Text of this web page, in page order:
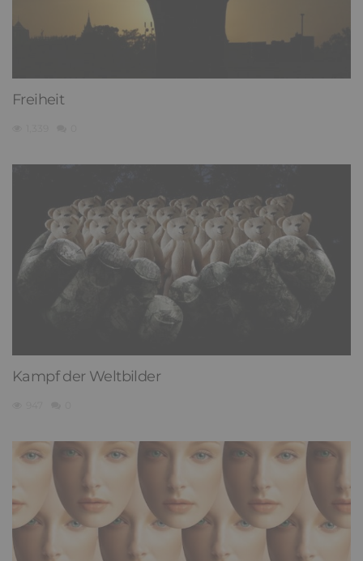
Freiheit
Kampf der Weltbilder